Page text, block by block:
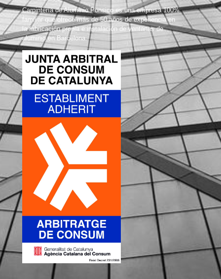
Carpintería de Aluminio Ponsico es una empresa 100%
familiar que ofrece más de 50 años de experiencia en
la fabricación propia e instalación de ventanas de
aluminio en Barcelona.